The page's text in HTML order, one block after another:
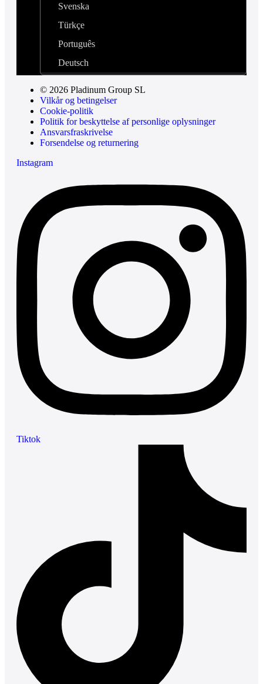
Svenska
Türkçe
Português
Deutsch
© 2026 Pladinum Group SL
Vilkår og betingelser
Cookie-politik
Politik for beskyttelse af personlige oplysninger
Ansvarsfraskrivelse
Forsendelse og returnering
Instagram
Tiktok